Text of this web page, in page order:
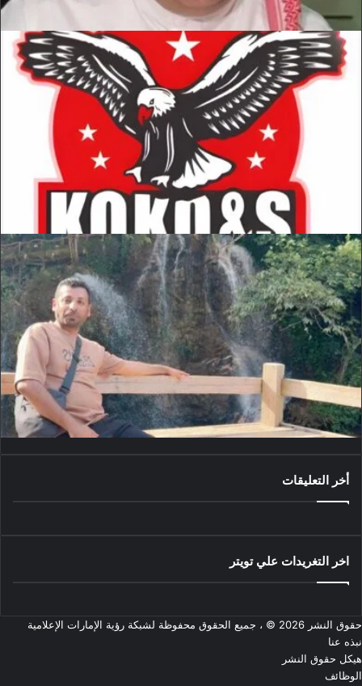
أخر التعليقات
اخر التغريدات علي تويتر
حقوق النشر 2026 © ، جميع الحقوق محفوظة لشبكة رؤية الإمارات الإعلامية
نبذه عنا
هيكل حقوق النشر
الوظائف